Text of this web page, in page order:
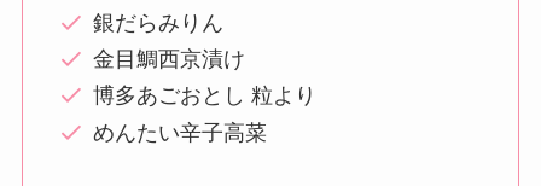
銀だらみりん
金目鯛西京漬け
博多あごおとし 粒より
めんたい辛子高菜